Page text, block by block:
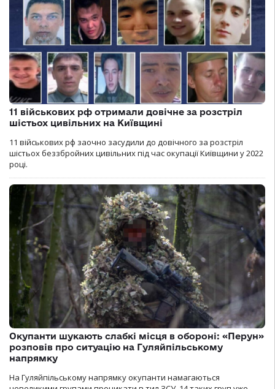
11 військових рф отримали довічне за розстріл
шістьох цивільних на Київщині
11 військових рф заочно засудили до довічного за розстріл
шістьох беззбройних цивільних під час окупації Київщини у 2022
році.
Окупанти шукають слабкі місця в обороні: «Перун»
розповів про ситуацію на Гуляйпільському
напрямку
На Гуляйпільському напрямку окупанти намагаються